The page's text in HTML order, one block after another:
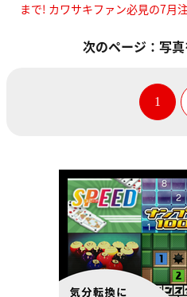
まで! カワサキファン必見の7月
次のページ：写
1